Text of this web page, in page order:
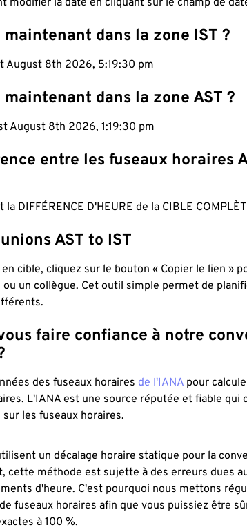
modifier la date en cliquant sur le champ de
dans la zone IST ?
August 8th 2026, 5:19:31 pm
dans la zone AST ?
August 8th 2026, 1:19:31 pm
entre les fuseaux horaires
la DIFFÉRENCE D'HEURE de la CIBLE
AST to IST
cible, cliquez sur le bouton « Copier le lien »
un collègue. Cet outil simple permet de
faire confiance à notre
des fuseaux horaires de l'IANA pour
L'IANA est une source réputée et fiable qui
les fuseaux horaires.
un décalage horaire statique pour la
cette méthode est sujette à des erreurs dues
d'heure. C'est pourquoi nous mettons
fuseaux horaires afin que vous puissiez être
à 100 %.